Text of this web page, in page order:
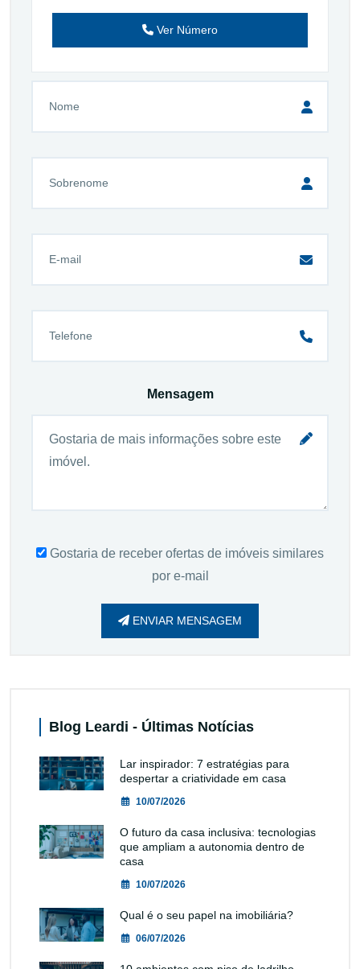
Ver Número
Mensagem
Gostaria de receber ofertas de imóveis similares
por e-mail
ENVIAR MENSAGEM
Blog Leardi - Últimas Notícias
Lar inspirador: 7 estratégias para
despertar a criatividade em casa
10/07/2026
O futuro da casa inclusiva: tecnologias
que ampliam a autonomia dentro de
casa
10/07/2026
Qual é o seu papel na imobiliária?
06/07/2026